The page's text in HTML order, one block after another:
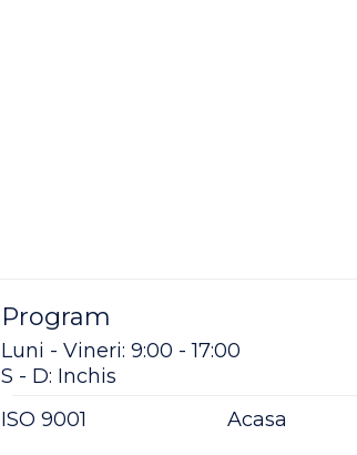
Program
Luni - Vineri: 9:00 - 17:00
S - D: Inchis
ISO 9001
Acasa